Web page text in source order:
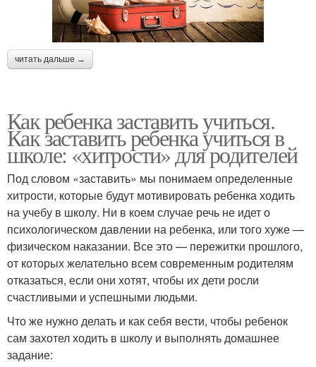
читать дальше →
Как ребенка заставить учиться.
Как заставить ребенка учиться в
школе: «хитрости» для родителей
Под словом «заставить» мы понимаем определенные
хитрости, которые будут мотивировать ребенка ходить
на учебу в школу. Ни в коем случае речь не идет о
психологическом давлении на ребенка, или того хуже —
физическом наказании. Все это — пережитки прошлого,
от которых желательно всем современным родителям
отказаться, если они хотят, чтобы их дети росли
счастливыми и успешными людьми.
Что же нужно делать и как себя вести, чтобы ребенок
сам захотел ходить в школу и выполнять домашнее
задание: